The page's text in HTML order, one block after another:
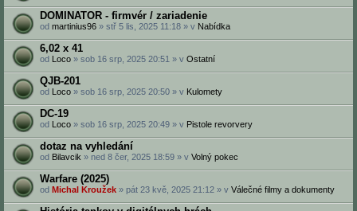
DOMINATOR - firmvér / zariadenie
od martinius96 » stř 5 lis, 2025 11:18 » v Nabídka
6,02 x 41
od Loco » sob 16 srp, 2025 20:51 » v Ostatní
QJB-201
od Loco » sob 16 srp, 2025 20:50 » v Kulomety
DC-19
od Loco » sob 16 srp, 2025 20:49 » v Pistole revorvery
dotaz na vyhledání
od Bilavcik » ned 8 čer, 2025 18:59 » v Volný pokec
Warfare (2025)
od Michal Kroužek » pát 23 kvě, 2025 21:12 » v Válečné filmy a dokumenty